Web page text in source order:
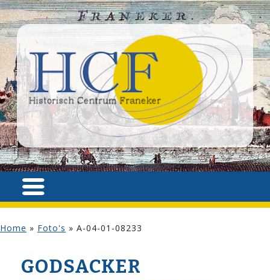
Home » Foto's » A-04-01-08233
GODSACKER